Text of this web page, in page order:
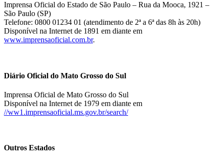
Imprensa Oficial do Estado de São Paulo – Rua da Mooca, 1921 –
São Paulo (SP)
Telefone: 0800 01234 01 (atendimento de 2ª a 6ª das 8h às 20h)
Disponível na Internet de 1891 em diante em
www.imprensaoficial.com.br.
Diário Oficial do Mato Grosso do Sul
Imprensa Oficial de Mato Grosso do Sul
Disponível na Internet de 1979 em diante em
//ww1.imprensaoficial.ms.gov.br/search/
Outros Estados